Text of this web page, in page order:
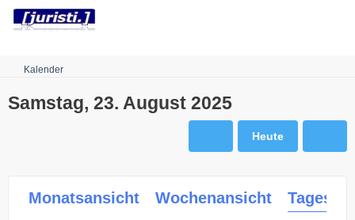
Robots.txt
Kalender
Samstag, 23. August 2025
Heute
Monatsansicht Wochenansicht